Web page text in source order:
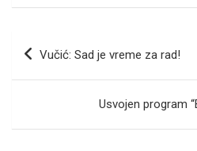
ce
b
o
tt
er
ail er
dI
n
Кретање
Vučić: Sad je vreme za rad!
Usvojen program